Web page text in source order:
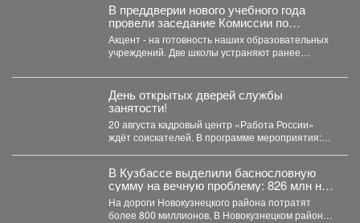
В преддверии нового учебного года
провели заседание Комиссии по
чрезвычайным ситуациям и пожарной
безопасности.
Акцент - на готовность наших образовательных
учреждений. Две школы устраняют ранее
День открытых дверей службы
занятости!
20 августа кадровый центр «Работа России»
ждёт соискателей. В программе мероприятия:
В Кузбассе выделили баснословную
сумму на вечную проблему: 826 млн на
ремонт
На дороги Новокузнецкого района потратят
более 800 миллионов. В Новокузнецком районе в